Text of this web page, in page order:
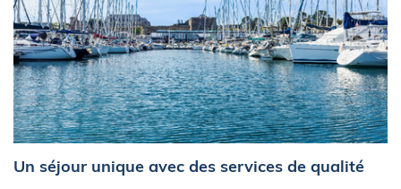
Un séjour unique avec des services de qualité